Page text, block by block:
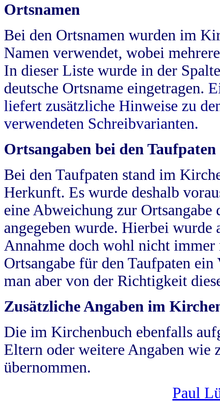
Ortsnamen
Bei den Ortsnamen wurden im
Namen verwendet, wobei
In dieser Liste wurde in der
deutsche Ortsname eingetragen.
liefert zusätzliche Hinweise zu
verwendeten Schreibvarianten.
Ortsangaben bei den Taufpaten
Bei den Taufpaten stand im
Herkunft. Es wurde deshalb
eine Abweichung zur
angegeben wurde. Hierbei wurde
Annahme doch wohl nicht
Ortsangabe für den Taufpaten
man aber von der Richtigkeit
Zusätzliche Angaben im
Die im Kirchenbuch ebenfalls
Eltern oder weitere Angaben wie
übernommen.
Paul